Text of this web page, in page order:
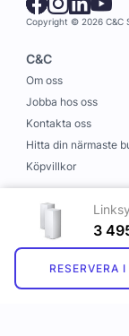
3
RESERVERA
Copyright © 2026 C&C
C&C
Om oss
Jobba hos oss
Kontakta oss
Hitta din närmaste
Köpvillkor
Information
Leverans och
Cookies